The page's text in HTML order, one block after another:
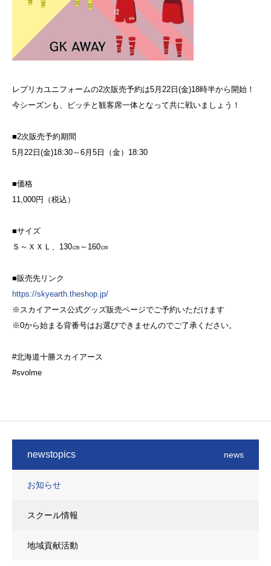
レプリカユニフォームの2次販売予約は5月22日(金)18時半から開始！
今シーズンも、ピッチと観客席一体となって共に戦いましょう！
■2次販売予約期間
5月22日(金)18:30～6月5日（金）18:30
■価格
11,000円（税込）
■サイズ
Ｓ～ＸＸＬ、130㎝～160㎝
■販売先リンク
https://skyearth.theshop.jp/
※スカイアース公式グッズ販売ページでご予約いただけます
※0から始まる背番号はお選びできませんのでご了承ください。
#北海道十勝スカイアース
#svolme
newstopics news
お知らせ
スクール情報
地域貢献活動